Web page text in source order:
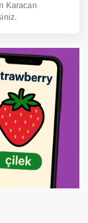
Karacan